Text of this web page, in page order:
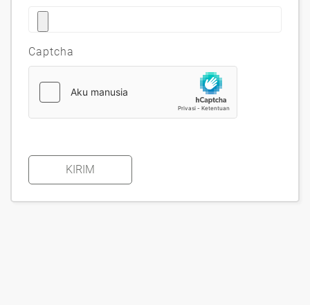
Captcha
KIRIM